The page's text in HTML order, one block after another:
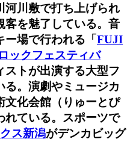
河川敷で打ち上げられ
客を魅了している。音
場で行われる「 FUJI
ックフェスティバ
ストが出演する大型フ
る。演劇やミュージカ
文化会館（りゅーとぴ
れている。スポーツで
ス新潟がデンカビッグ